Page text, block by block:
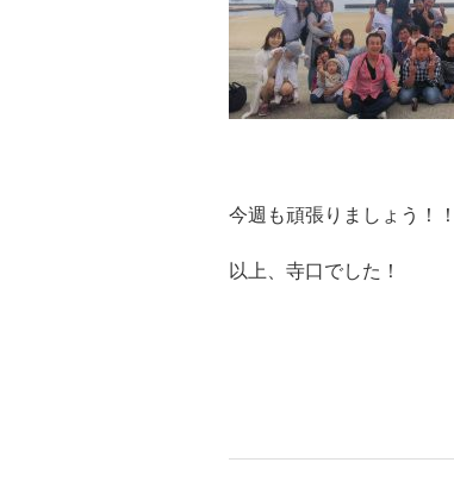
今週も頑張りましょう！！
以上、寺口でした！